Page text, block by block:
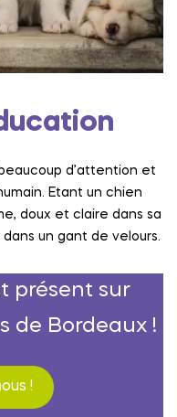
d’attention et
Etant un chien
doux et claire dans sa
un gant de velours.
présent sur
de Bordeaux !
!